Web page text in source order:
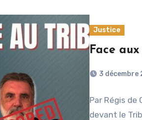
Justice
Face
3 décembre
Par Régis de
devant le